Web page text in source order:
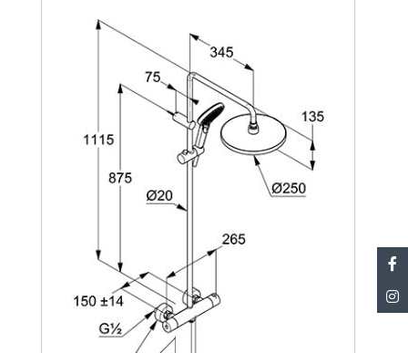
de opărire este eliminat. Util mai ales în familiile cu
copii sau persoane vârstnice.
Cap de duș: Capul de duș fix cu jet de tip "Rain"
oferă o experiență de duș relaxantă, cu jet catifelat
Duș mobilă cu furtun flexibil: Para de duș se
fixează pe suportul reglabil și poate fi folosită
separat, oferind flexibilitate în utilizare – practică
pentru curățarea cabinei, pentru copii sau pentru
persoanele cu mobilitate redusă.
Suport reglabil pe înălțime: Suportul dușului
mobile se ajustează pe înălțime, astfel că poate fi
utilizat confortabil de orice persoană din
gospodărie, indiferent de statură.
Duze anti-calcar: Duzele din silicon se curăță ușor
prin simpla ștergere cu laveta, fără produse